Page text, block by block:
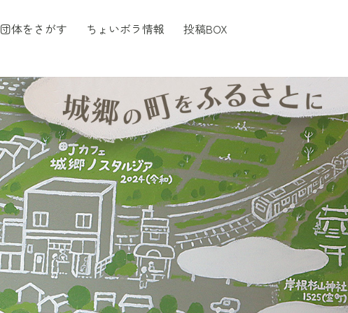
団体をさがす ちょいボラ情報 投稿BOX